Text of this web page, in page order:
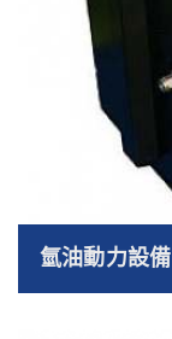
氫油動力設備